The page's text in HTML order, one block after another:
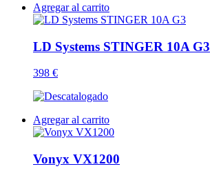
Agregar al carrito
LD Systems STINGER 10A G3
398 €
Agregar al carrito
Vonyx VX1200